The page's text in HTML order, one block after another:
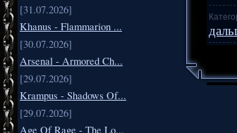
[31.07.2026]
Khanus - Flammarion ...
[30.07.2026]
Arsenal - Armored Ch...
[29.07.2026]
Krampus - Shadows Of...
[29.07.2026]
Age Of Rage - The Lo...